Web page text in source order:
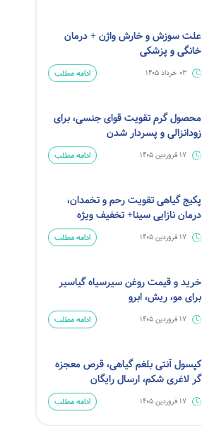
علت سوزش و خارش واژن + درمان
خانگی و پزشکی
03 خرداد 1405 ادامه مطلب
محصول گرم تقویت قوای جنسی، برای
زودانزالی و پسردار شدن
17 فروردین 1405 ادامه مطلب
پکیج گیاهی تقویت رحم و تخمدان،
درمان نازایی سینا+ تخفیف ویژه
17 فروردین 1405 ادامه مطلب
خرید و قیمت روغن سیرسیاه گیاسیر
برای مو، ریش، ابرو
17 فروردین 1405 ادامه مطلب
کپسول آنتی بلغم گیاهی، قرص معجزه
گر لاغری شکم، ارسال رایگان
17 فروردین 1405 ادامه مطلب